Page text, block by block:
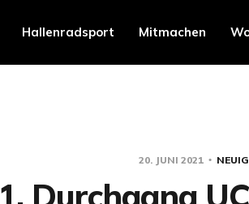
Hallenradsport Mitmachen
20. JUNI 2021
1. Durchgang